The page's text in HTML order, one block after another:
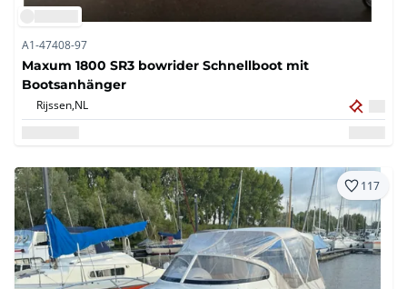
A1-47408-97
Maxum 1800 SR3 bowrider Schnellboot mit
Bootsanhänger
Rijssen,NL
117